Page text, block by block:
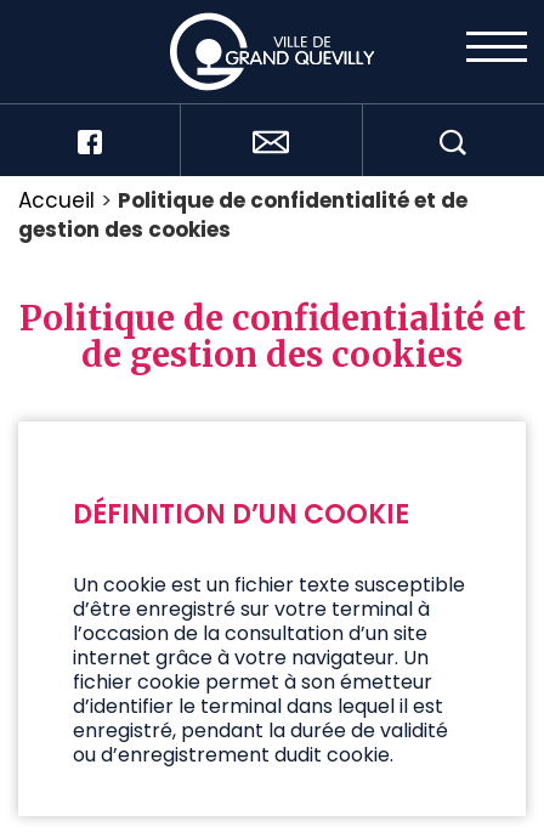
Accueil > Politique de confidentialité et de
gestion des cookies
Politique de confidentialité et
de gestion des cookies
DÉFINITION D’UN COOKIE
Un cookie est un fichier texte susceptible
d’être enregistré sur votre terminal à
l’occasion de la consultation d’un site
internet grâce à votre navigateur. Un
fichier cookie permet à son émetteur
d’identifier le terminal dans lequel il est
enregistré, pendant la durée de validité
ou d’enregistrement dudit cookie.